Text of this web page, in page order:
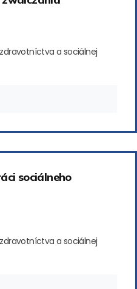
a sociálnej
sociálneho
a sociálnej